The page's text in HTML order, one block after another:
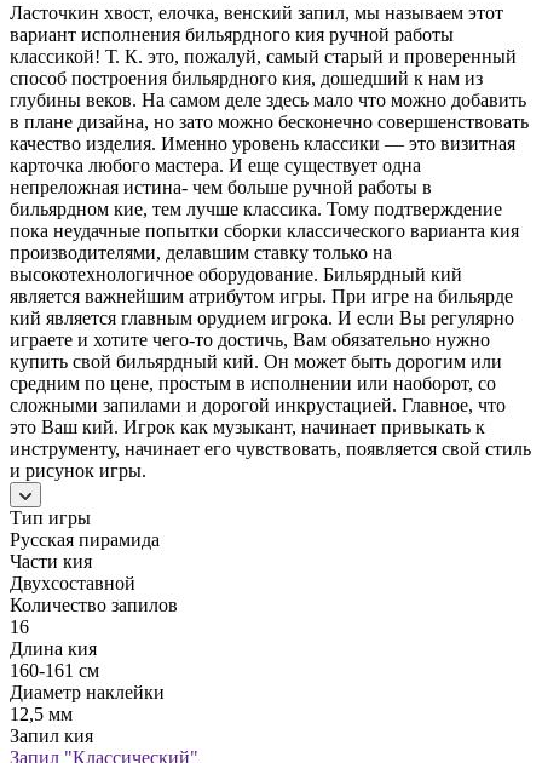
Ласточкин хвост, елочка, венский запил, мы называем этот
вариант исполнения бильярдного кия ручной работы
классикой! Т. К. это, пожалуй, самый старый и проверенный
способ построения бильярдного кия, дошедший к нам из
глубины веков. На самом деле здесь мало что можно добавить
в плане дизайна, но зато можно бесконечно совершенствовать
качество изделия. Именно уровень классики — это визитная
карточка любого мастера. И еще существует одна
непреложная истина- чем больше ручной работы в
бильярдном кие, тем лучше классика. Тому подтверждение
пока неудачные попытки сборки классического варианта кия
производителями, делавшим ставку только на
высокотехнологичное оборудование. Бильярдный кий
является важнейшим атрибутом игры. При игре на бильярде
кий является главным орудием игрока. И если Вы регулярно
играете и хотите чего-то достичь, Вам обязательно нужно
купить свой бильярдный кий. Он может быть дорогим или
средним по цене, простым в исполнении или наоборот, со
сложными запилами и дорогой инкрустацией. Главное, что
это Ваш кий. Игрок как музыкант, начинает привыкать к
инструменту, начинает его чувствовать, появляется свой стиль
и рисунок игры.
Тип игры
Русская пирамида
Части кия
Двухсоставной
Количество запилов
16
Длина кия
160-161 см
Диаметр наклейки
12,5 мм
Запил кия
Запил "Классический"